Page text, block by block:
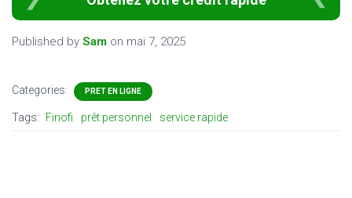
Published by Sam on mai 7, 2025
Categories: PRET EN LIGNE
Tags: Finofi prêt personnel service rapide